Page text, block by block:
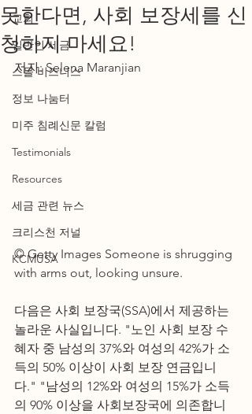
교회
일반인 세금
스몰 비즈니스
정보 나눔터
미주 침례신문 칼럼
Testimonials
Resources
세금 관련 뉴스
크리스천 저널
KCMUSA
못한다면, 사회 보장세를 신
청하지 마세요!
저자: Selena Maranjian
© Getty Images Someone is shrugging
with arms out, looking unsure.
다음은 사회 보장국(SSA)에서 제공하는
놀라운 사실입니다. "노인 사회 보장 수
혜자 중 남성의 37%와 여성의 42%가 소
득의 50% 이상이 사회 보장 연금입니
다." "남성의 12%와 여성의 15%가 소득
의 90% 이상을 사회보장국에 의존합니